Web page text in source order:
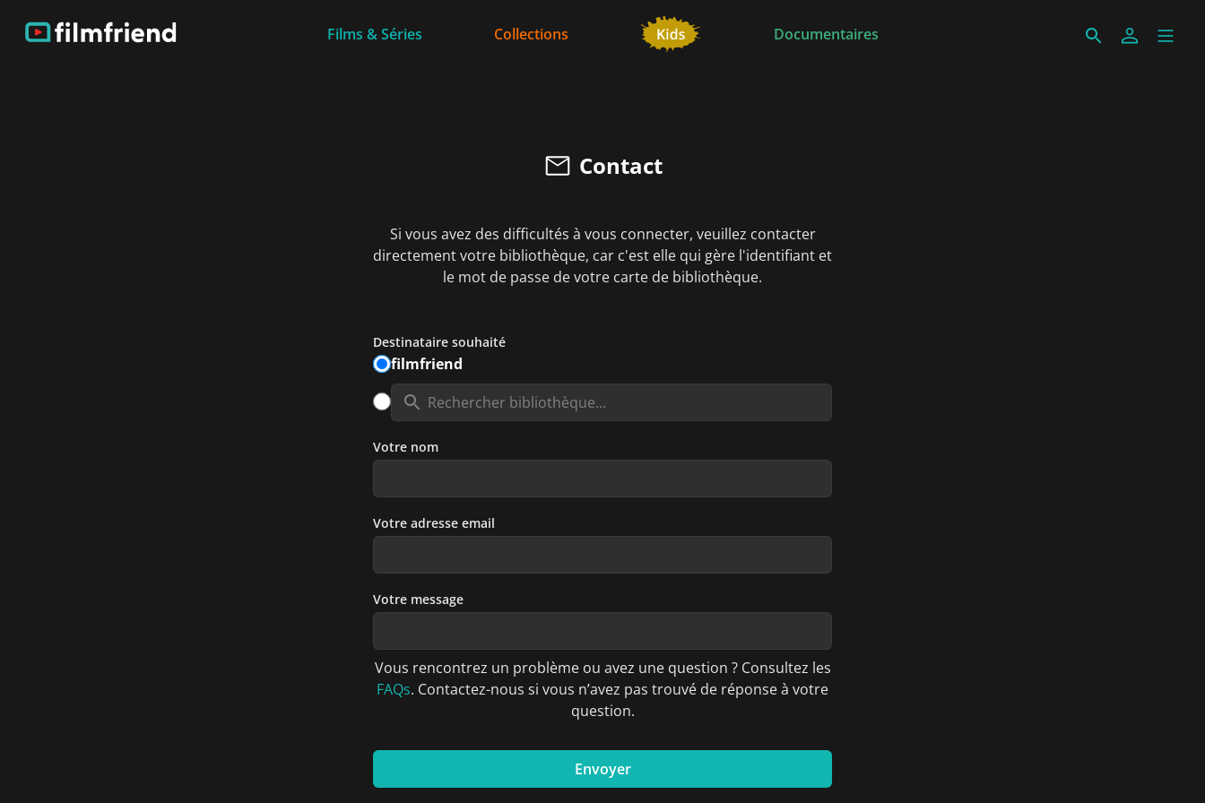
Films & Séries Collections Documentaires
Contact
Si vous avez des difficultés à vous connecter, veuillez contacter
directement votre bibliothèque, car c'est elle qui gère l'identifiant et
le mot de passe de votre carte de bibliothèque.
Destinataire souhaité
filmfriend
Votre nom
Votre adresse email
Votre message
Vous rencontrez un problème ou avez une question ? Consultez les
FAQs. Contactez-nous si vous n’avez pas trouvé de réponse à votre
question.
Envoyer